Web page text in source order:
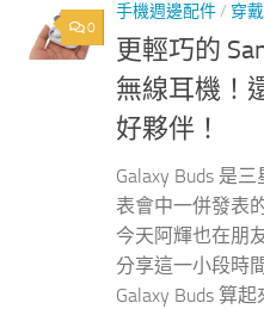
0
手機週邊配件/ 穿
更輕巧的
無線耳機！
好夥伴！
Galaxy Buds 是
表會中一併發表
今天阿輝也在朋
分享這一小段時
Galaxy Buds 算